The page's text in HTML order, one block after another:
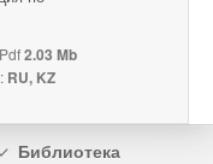
Pdf2.03 Mb
RU, KZ
Библиотека